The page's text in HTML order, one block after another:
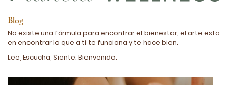
Blog
No existe una fórmula para encontrar el bienestar, el arte esta
en encontrar lo que a ti te funciona y te hace bien.
Lee, Escucha, Siente. Bienvenido.